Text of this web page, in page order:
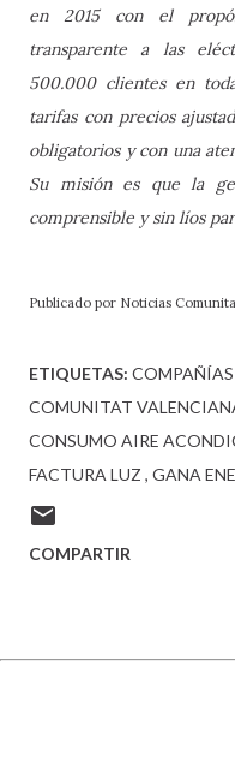
en 2015 con el
transparente a las
500.000 clientes en
tarifas con precios
obligatorios y con una
Su misión es que la
comprensible y sin líos
Publicado por Noticias
ETIQUETAS:
COMUNITAT
CONSUMO AIRE
FACTURA LUZ GANA
COMPARTIR